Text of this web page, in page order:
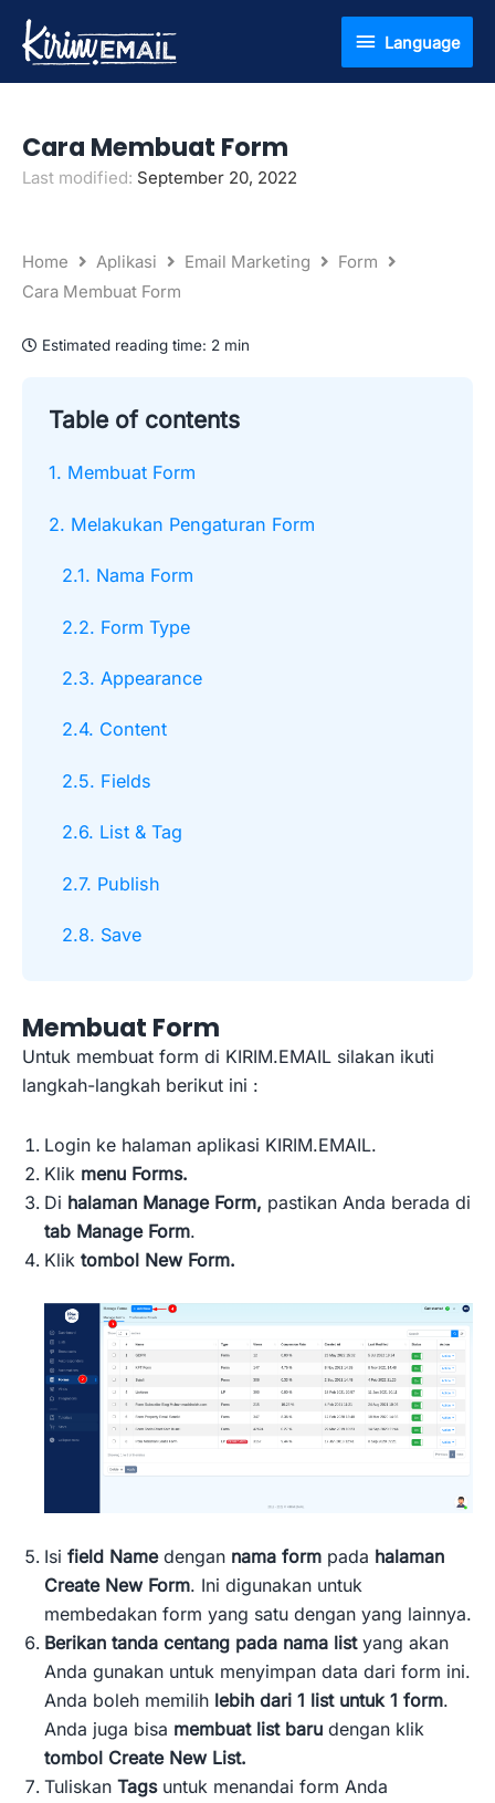
Language
Language
Cara Membuat Form
Last modified: September 20, 2022
Home Aplikasi Email Marketing
Form
Cara Membuat Form
Estimated reading time: 2 min
Table of contents
1. Membuat Form
2. Melakukan Pengaturan Form
2.1. Nama Form
2.2. Form Type
2.3. Appearance
2.4. Content
2.5. Fields
2.6. List & Tag
2.7. Publish
2.8. Save
Membuat Form
Untuk membuat form di KIRIM.EMAIL silakan ikuti
langkah-langkah berikut ini :
Login ke halaman aplikasi KIRIM.EMAIL.
Klik menu Forms.
Di halaman Manage Form, pastikan Anda berada di
tab Manage Form.
Klik tombol New Form.
Isi field Name dengan nama form pada halaman
Create New Form. Ini digunakan untuk
membedakan form yang satu dengan yang lainnya.
Berikan tanda centang pada nama listyang akan
Anda gunakan untuk menyimpan data dari form ini.
Anda boleh memilih lebih dari 1 list untuk 1 form.
Anda juga bisa membuat list baru dengan klik
tombol Create New List.
Tuliskan Tagsuntuk menandai form Anda